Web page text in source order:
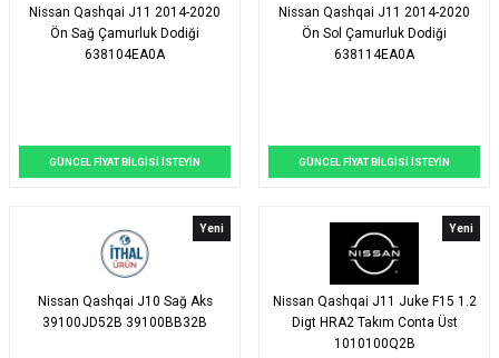
Nissan Qashqai J11 2014-2020
Ön Sağ Çamurluk Dodiği
638104EA0A
GÜNCEL FİYAT BİLGİSİ İSTEYİN
Nissan Qashqai J11 2014-2020
Ön Sol Çamurluk Dodiği
638114EA0A
GÜNCEL FİYAT BİLGİSİ İSTEYİN
Yeni
Nissan Qashqai J10 Sağ Aks
39100JD52B 39100BB32B
Yeni
Nissan Qashqai J11 Juke F15 1.2
Digt HRA2 Takım Conta Üst
1010100Q2B